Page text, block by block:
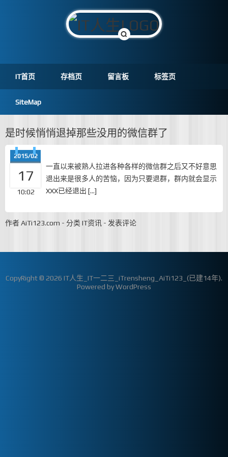
IT首页 存档页 留言板 标签页
SiteMap
是时候悄悄退掉那些没用的微信群了
2015/02
17
10:02
一直以来被熟人拉进各种各样的微信群之后又不好意思
退出来是很多人的苦恼，因为只要退群，群内就会显示
XXX已经退出 […]
作者AiTi123.com - 分类 IT资讯 - 发表评论
CopyRight © 2026 IT人生_IT一二三_iTrensheng_AiTi123_(已建14年).
Powered byWordPress